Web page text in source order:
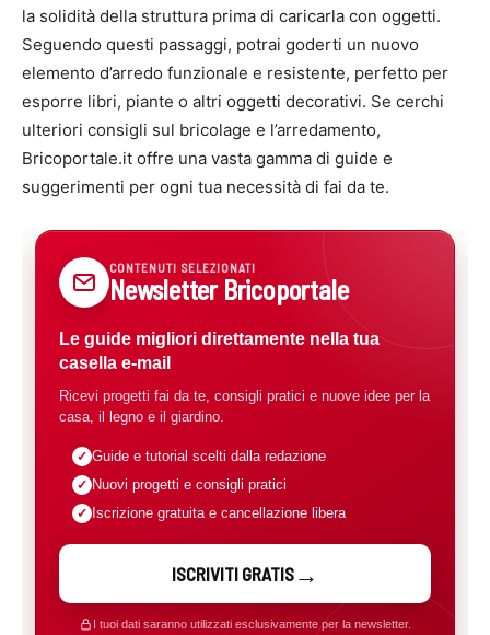
la solidità della struttura prima di caricarla con oggetti.
Seguendo questi passaggi, potrai goderti un nuovo
elemento d’arredo funzionale e resistente, perfetto per
esporre libri, piante o altri oggetti decorativi. Se cerchi
ulteriori consigli sul bricolage e l’arredamento,
Bricoportale.it offre una vasta gamma di guide e
suggerimenti per ogni tua necessità di fai da te.
CONTENUTI SELEZIONATI
Newsletter Bricoportale
Le guide migliori direttamente nella tua
casella e-mail
Ricevi progetti fai da te, consigli pratici e nuove idee per la
casa, il legno e il giardino.
Guide e tutorial scelti dalla redazione
Nuovi progetti e consigli pratici
Iscrizione gratuita e cancellazione libera
ISCRIVITI GRATIS
I tuoi dati saranno utilizzati esclusivamente per la newsletter.